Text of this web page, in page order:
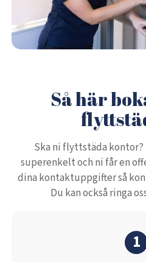
Så här
Ska ni flyttstäda kontor?
superenkelt och ni får en
dina kontaktuppgifter så
Du kan också ringa
1